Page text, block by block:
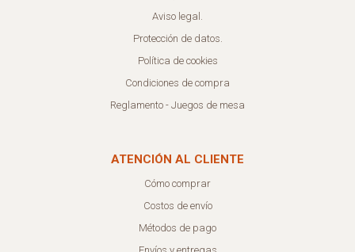
Aviso legal.
Protección de datos.
Política de cookies
Condiciones de compra
Reglamento - Juegos de mesa
ATENCIÓN AL CLIENTE
Cómo comprar
Costos de envío
Métodos de pago